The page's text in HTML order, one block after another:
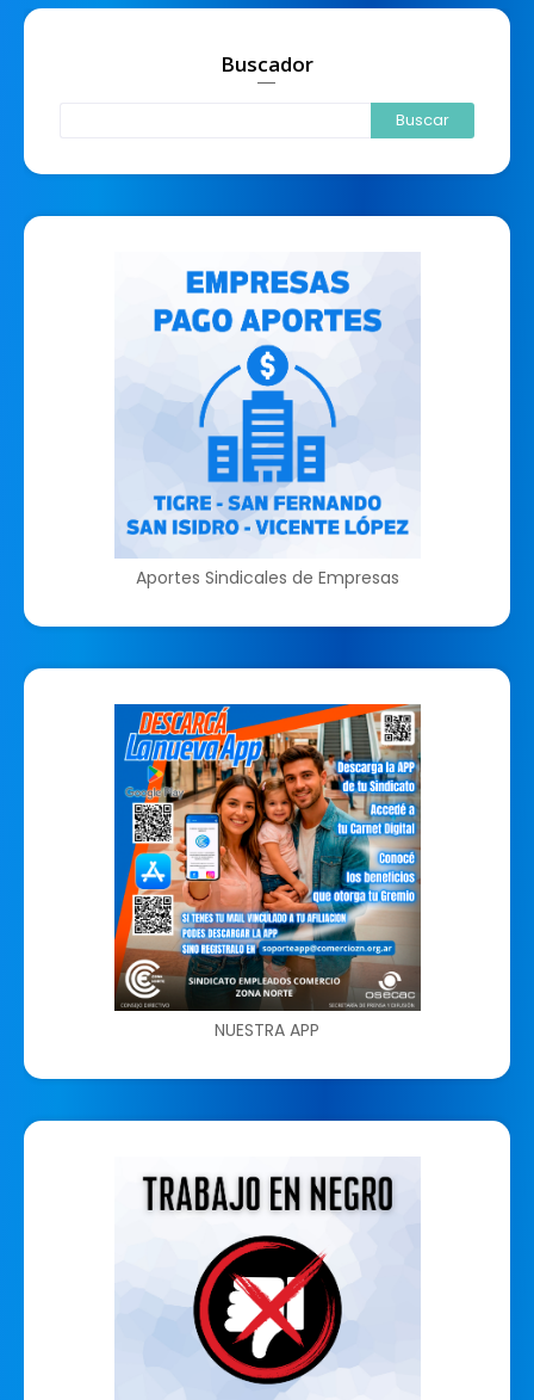
Buscador
Aportes Sindicales de Empresas
NUESTRA APP